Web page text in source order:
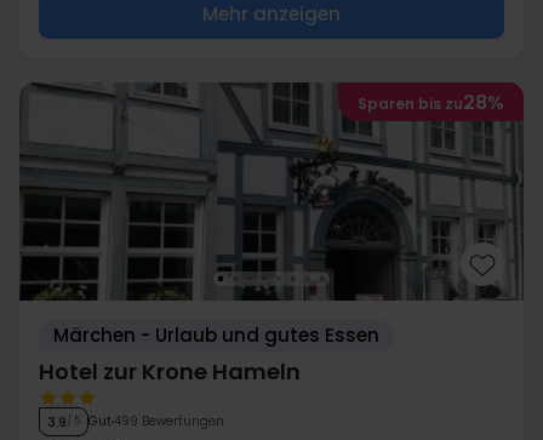
Mehr anzeigen
Sparen bis zu28%
Märchen - Urlaub und gutes Essen
Hotel zur Krone Hameln
3.9/ 5 Gut 499 Bewertungen